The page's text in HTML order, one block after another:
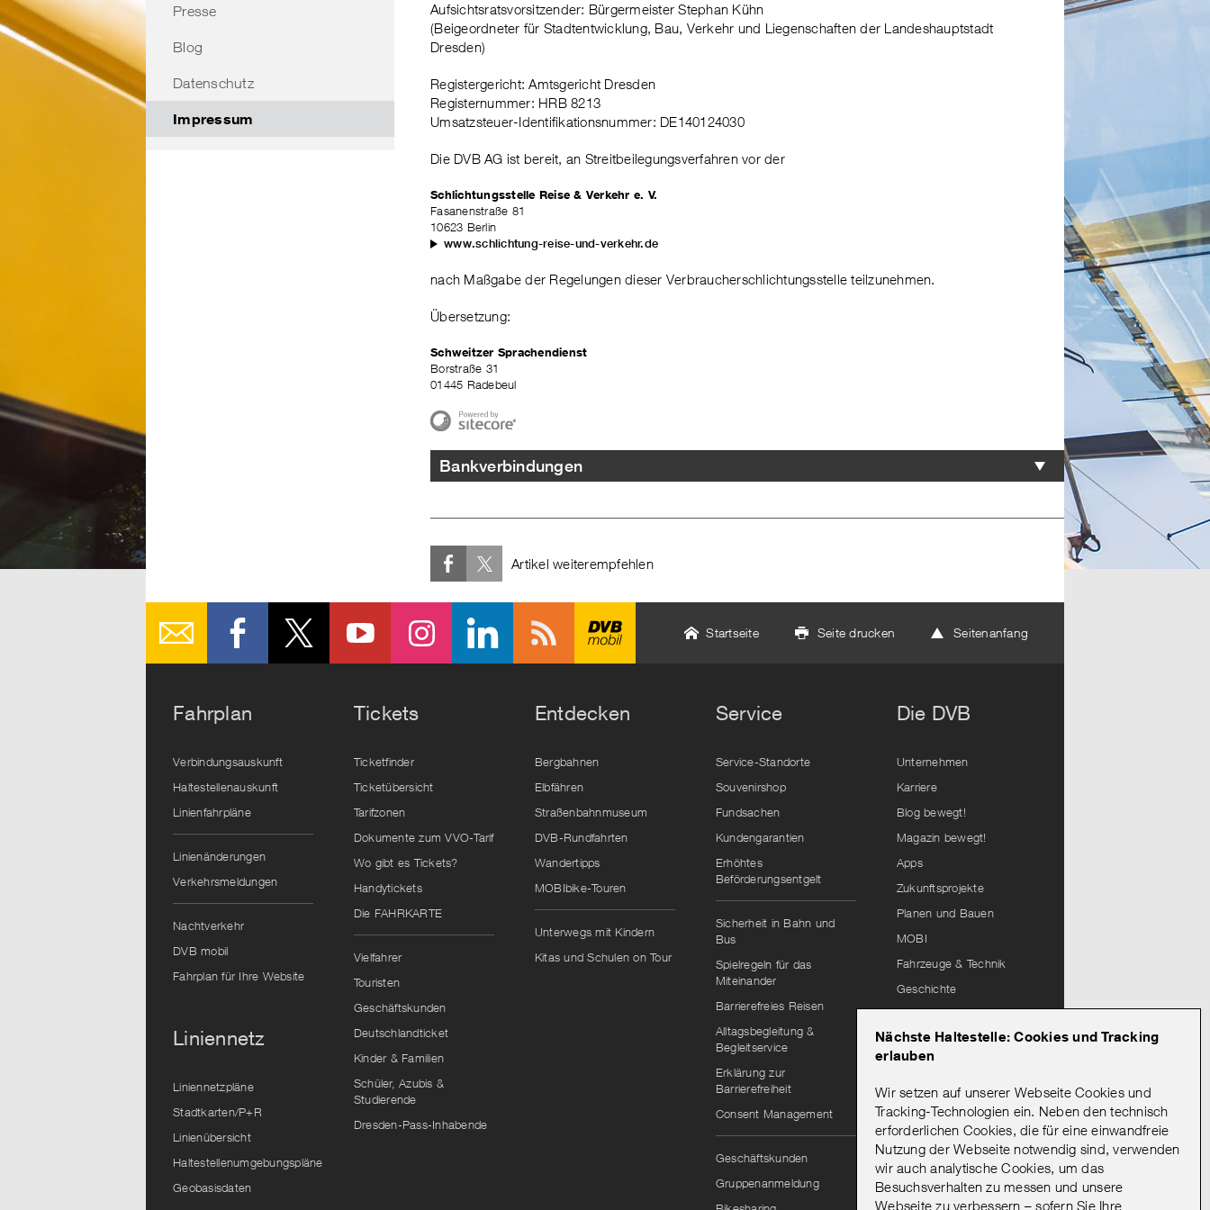
Nächste Haltestelle: Cookies und Tracking
erlauben
Wir setzen auf unserer Webseite Cookies und
Tracking-Technologien ein. Neben den technisch
erforderlichen Cookies, die für eine einwandfreie
Nutzung der Webseite notwendig sind, verwenden
wir auch analytische Cookies, um das
Besuchsverhalten zu messen und unsere
Webseite zu verbessern – sofern Sie Ihre
Presse
Blog
Datenschutz
Impressum
Aufsichtsratsvorsitzender: Bürgermeister Stephan Kühn
(Beigeordneter für Stadtentwicklung, Bau, Verkehr und Liegenschaften der Landeshauptstadt
Dresden)
Registergericht: Amtsgericht Dresden
Registernummer: HRB 8213
Umsatzsteuer-Identifikationsnummer: DE140124030
Die DVB AG ist bereit, an Streitbeilegungsverfahren vor der
Schlichtungsstelle Reise & Verkehr e. V.
Fasanenstraße 81
10623 Berlin
www.schlichtung-reise-und-verkehr.de
nach Maßgabe der Regelungen dieser Verbraucherschlichtungsstelle teilzunehmen.
Übersetzung:
Schweitzer Sprachendienst
Borstraße 31
01445 Radebeul
Bankverbindungen
Artikel weiterempfehlen
Startseite Seite drucken Seitenanfang
Fahrplan
Verbindungsauskunft
Haltestellenauskunft
Linienfahrpläne
Linienänderungen
Verkehrsmeldungen
Nachtverkehr
DVB mobil
Fahrplan für Ihre Website
Liniennetz
Liniennetzpläne
Stadtkarten/P+R
Linienübersicht
Haltestellenumgebungspläne
Geobasisdaten
Tickets
Ticketfinder
Ticketübersicht
Tarifzonen
Dokumente zum VVO-Tarif
Wo gibt es Tickets?
Handytickets
Die FAHRKARTE
Vielfahrer
Touristen
Geschäftskunden
Deutschlandticket
Kinder & Familien
Schüler, Azubis &
Studierende
Dresden-Pass-Inhabende
Entdecken
Bergbahnen
Elbfähren
Straßenbahnmuseum
DVB-Rundfahrten
Wandertipps
MOBIbike-Touren
Unterwegs mit Kindern
Kitas und Schulen on Tour
Service
Service-Standorte
Souvenirshop
Fundsachen
Kundengarantien
Erhöhtes
Beförderungsentgelt
Sicherheit in Bahn und
Bus
Spielregeln für das
Miteinander
Barrierefreies Reisen
Alltagsbegleitung &
Begleitservice
Erklärung zur
Barrierefreiheit
Consent Management
Geschäftskunden
Gruppenanmeldung
Die DVB
Unternehmen
Karriere
Blog bewegt!
Magazin bewegt!
Apps
Zukunftsprojekte
Planen und Bauen
MOBI
Fahrzeuge & Technik
Geschichte
Lieferantenportal
Leitungsauskunft
Mein Abo
Onlineportal Mein Abo
Mein Abo: Hinweise zur
Bestellung & Registrierung